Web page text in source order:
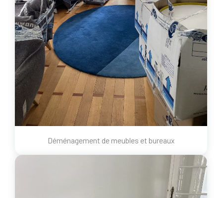
Déménagement de meubles et bureaux